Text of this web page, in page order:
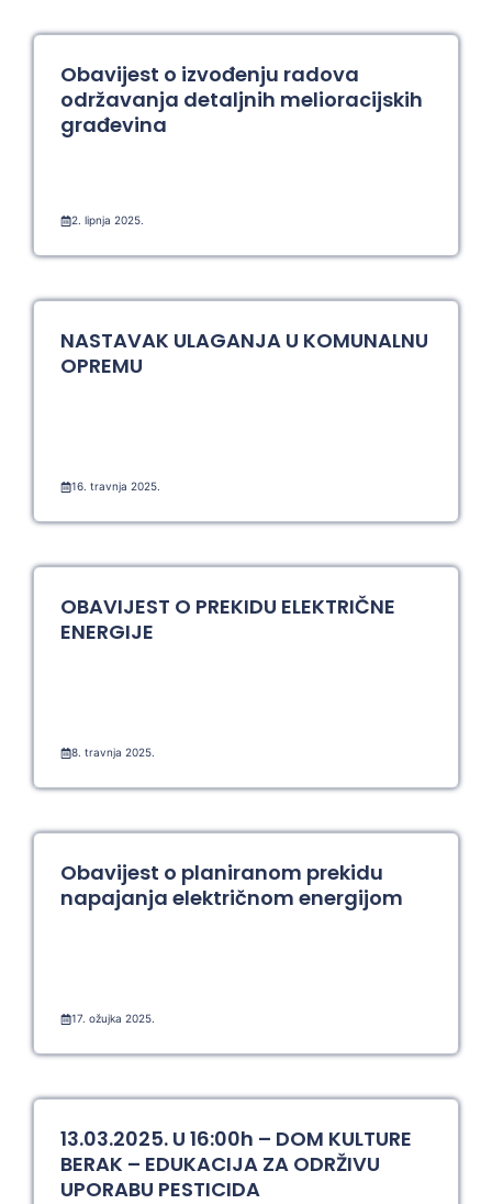
Obavijest o izvođenju radova
održavanja detaljnih melioracijskih
građevina
2. lipnja 2025.
NASTAVAK ULAGANJA U KOMUNALNU
OPREMU
16. travnja 2025.
OBAVIJEST O PREKIDU ELEKTRIČNE
ENERGIJE
8. travnja 2025.
Obavijest o planiranom prekidu
napajanja električnom energijom
17. ožujka 2025.
13.03.2025. U 16:00h – DOM KULTURE
BERAK – EDUKACIJA ZA ODRŽIVU
UPORABU PESTICIDA